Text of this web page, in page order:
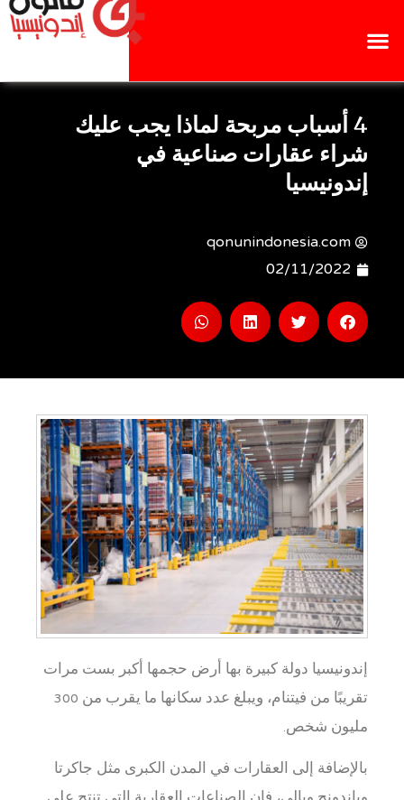
4 أسباب مربحة لماذا يجب عليك
شراء عقارات صناعية في
إندونيسيا
qonunindonesia.com
02/11/2022
إندونيسيا دولة كبيرة بها أرض حجمها أكبر بست مرات
تقريبًا من فيتنام، ويبلغ عدد سكانها ما يقرب من 300
مليون شخص.
بالإضافة إلى العقارات في المدن الكبرى مثل جاكرتا